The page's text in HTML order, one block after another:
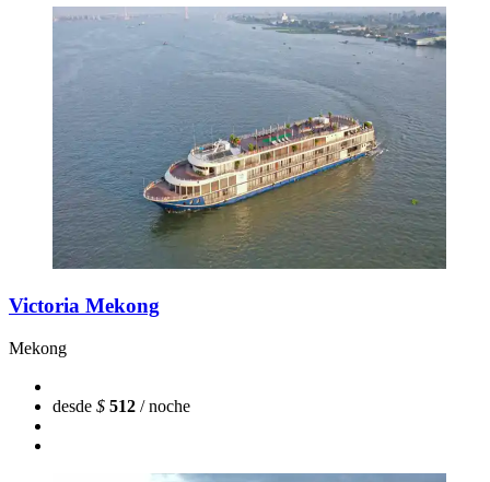
Victoria Mekong
Mekong
desde $ 512 / noche